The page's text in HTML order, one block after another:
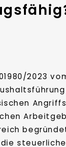
2023